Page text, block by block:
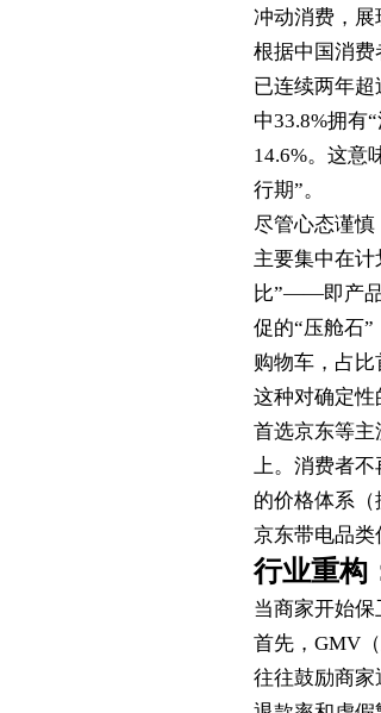
冲动消费，展
根据中国消
已连续两年
中33.8%拥有
14.6%。这意
行期”。
尽管心态谨慎
主要集中在
比”——即产品
促的“压舱石
购物车，占比
这种对确定
首选京东等主
上。消费者
的价格体系
京东带电品类
行业重构
当商家开始保
首先，GMV
往往鼓励商